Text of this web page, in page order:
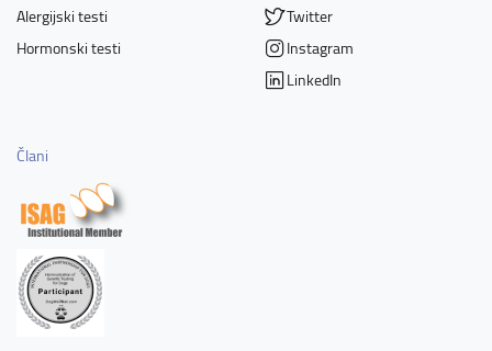
Alergijski testi
Hormonski testi
Twitter
Instagram
LinkedIn
Člani